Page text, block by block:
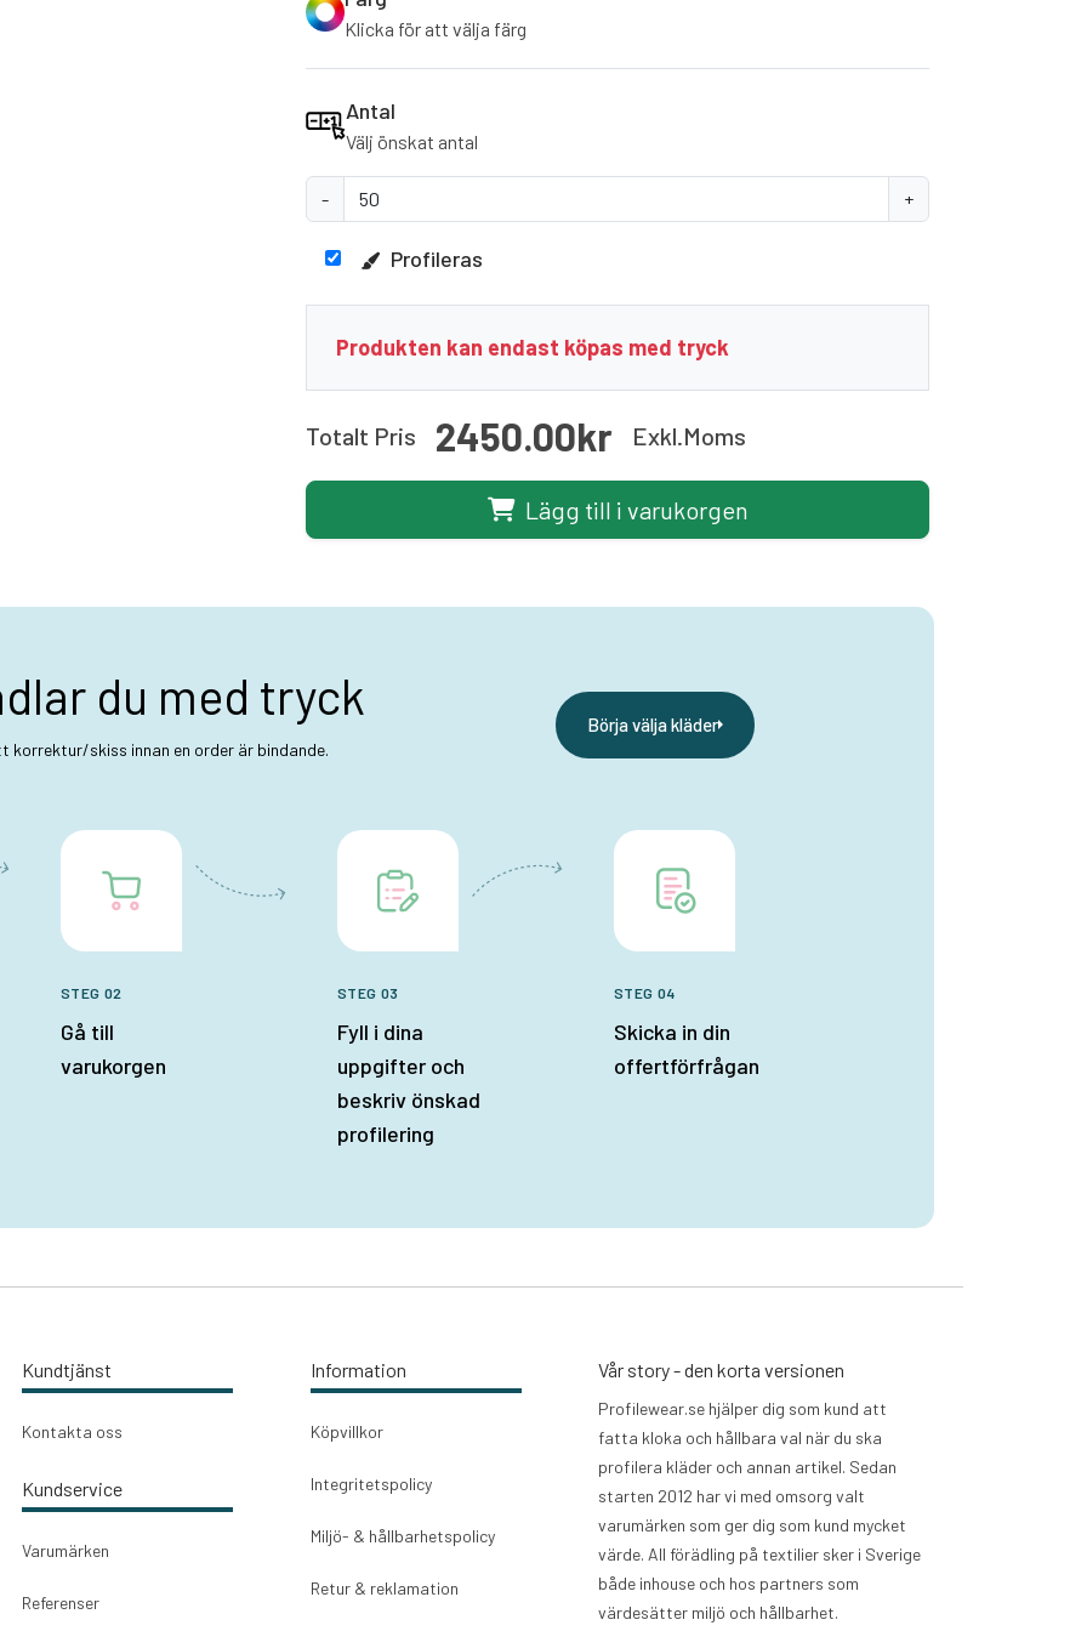
Klicka för att välja färg
Antal
Välj önskat antal
- +
Profileras
Produkten kan endast köpas med tryck
Totalt Pris 2450.00kr Exkl.moms
Lägg till i varukorgen
du med tryck
korrektur/skiss innan en order är bindande.
Börja välja kläder
STEG 02
Gå till
varukorgen
STEG 03
Fyll i dina
uppgifter och
beskriv önskad
profilering
STEG 04
Skicka in din
offertförfrågan
Kundtjänst
Kontakta oss
Kundservice
Varumärken
Referenser
Information
Köpvillkor
Integritetspolicy
Miljö- & hållbarhetspolicy
Retur & reklamation
Vår story - den korta versionen
Profilewear.se hjälper dig som kund att
fatta kloka och hållbara val när du ska
profilera kläder och annan artikel. Sedan
starten 2012 har vi med omsorg valt
varumärken som ger dig som kund mycket
värde. All förädling på textilier sker i Sverige
både inhouse och hos partners som
värdesätter miljö och hållbarhet.